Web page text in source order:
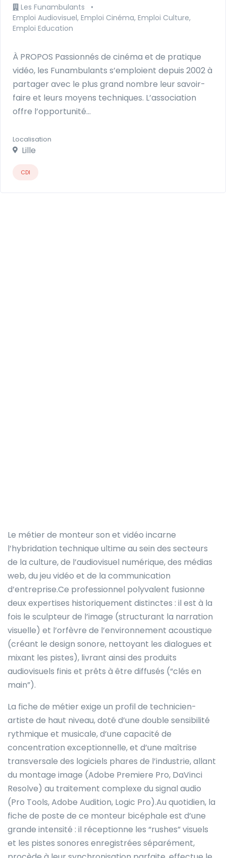
Les Funambulants
•
Emploi Audiovisuel, Emploi Cinéma, Emploi Culture,
Emploi Education
À PROPOS Passionnés de cinéma et de pratique
vidéo, les Funambulants s’emploient depuis 2002 à
partager avec le plus grand nombre leur savoir-
faire et leurs moyens techniques. L’association
offre l’opportunité…
Localisation
Lille
CDI
Le métier de monteur son et vidéo incarne
l’hybridation technique ultime au sein des secteurs
de la culture, de l’audiovisuel numérique, des médias
web, du jeu vidéo et de la communication
d’entreprise.Ce professionnel polyvalent fusionne
deux expertises historiquement distinctes : il est à la
fois le sculpteur de l’image (structurant la narration
visuelle) et l’orfèvre de l’environnement acoustique
(créant le design sonore, nettoyant les dialogues et
mixant les pistes), livrant ainsi des produits
audiovisuels finis et prêts à être diffusés (“clés en
main”).
La fiche de métier exige un profil de technicien-
artiste de haut niveau, doté d’une double sensibilité
rythmique et musicale, d’une capacité de
concentration exceptionnelle, et d’une maîtrise
transversale des logiciels phares de l’industrie, allant
du montage image (Adobe Premiere Pro, DaVinci
Resolve) au traitement complexe du signal audio
(Pro Tools, Adobe Audition, Logic Pro).Au quotidien, la
fiche de poste de ce monteur bicéphale est d’une
grande intensité : il réceptionne les “rushes” visuels
et les pistes sonores enregistrées séparément,